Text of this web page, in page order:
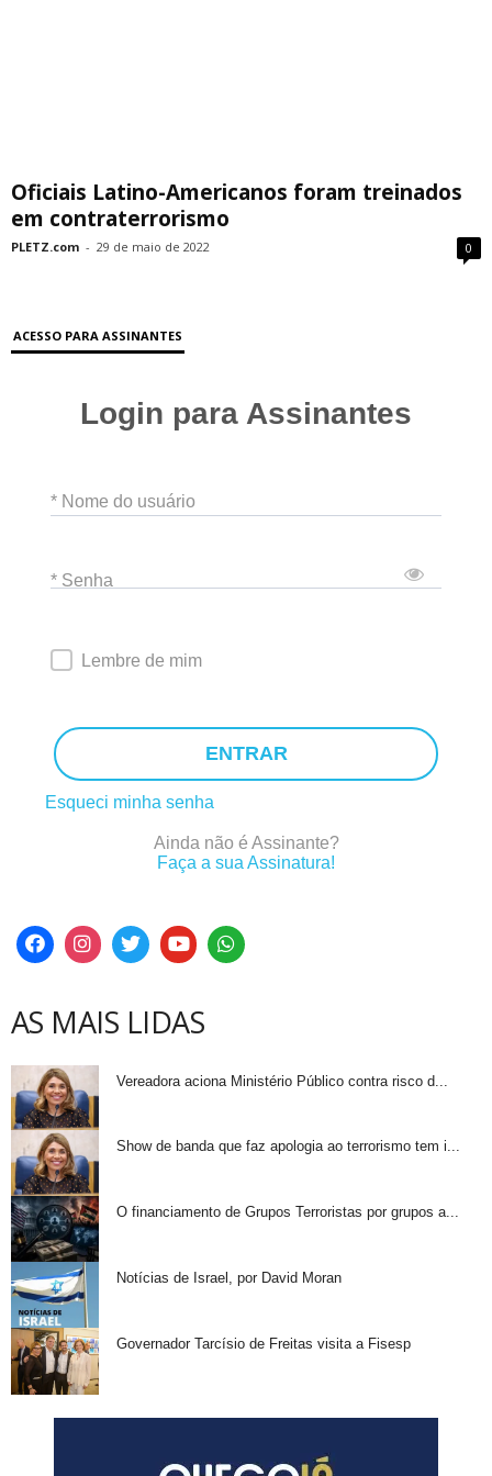
Oficiais Latino-Americanos foram treinados
em contraterrorismo
PLETZ.com - 29 de maio de 2022 0
ACESSO PARA ASSINANTES
Login para Assinantes
* Nome do usuário
* Senha
Lembre de mim
ENTRAR
Esqueci minha senha
Ainda não é Assinante?
Faça a sua Assinatura!
AS MAIS LIDAS
Vereadora aciona Ministério Público contra risco d...
Show de banda que faz apologia ao terrorismo tem i...
O financiamento de Grupos Terroristas por grupos a...
Notícias de Israel, por David Moran
Governador Tarcísio de Freitas visita a Fisesp